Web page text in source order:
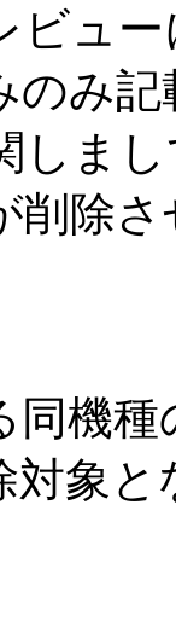
ビュー
のみ記
しま
削除さ
同機種
対象と